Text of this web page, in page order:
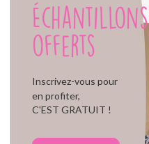
Échantillons
offerts
Inscrivez-vous pour
en profiter,
C'EST GRATUIT !